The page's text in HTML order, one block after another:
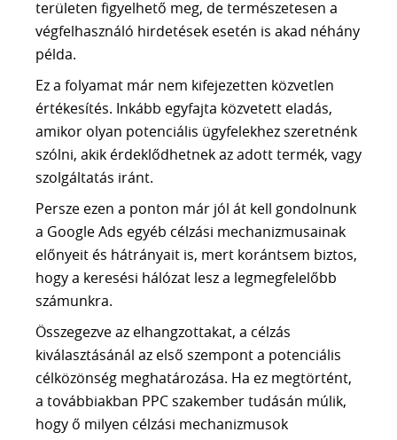
területen figyelhető meg, de természetesen a
végfelhasználó hirdetések esetén is akad néhány
példa.
Ez a folyamat már nem kifejezetten közvetlen
értékesítés. Inkább egyfajta közvetett eladás,
amikor olyan potenciális ügyfelekhez szeretnénk
szólni, akik érdeklődhetnek az adott termék, vagy
szolgáltatás iránt.
Persze ezen a ponton már jól át kell gondolnunk
a Google Ads egyéb célzási mechanizmusainak
előnyeit és hátrányait is, mert korántsem biztos,
hogy a keresési hálózat lesz a legmegfelelőbb
számunkra.
Összegezve az elhangzottakat, a célzás
kiválasztásánál az első szempont a potenciális
célközönség meghatározása. Ha ez megtörtént,
a továbbiakban PPC szakember tudásán múlik,
hogy ő milyen célzási mechanizmusok